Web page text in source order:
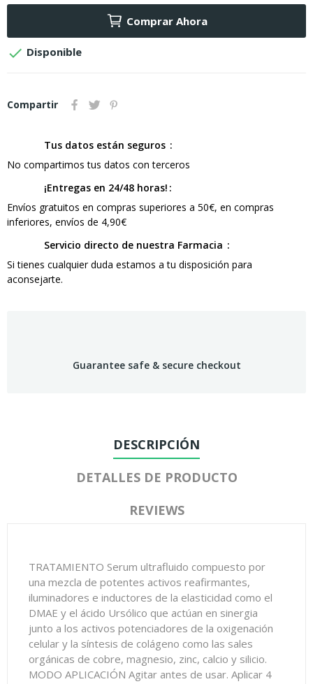
Comprar Ahora
 Disponible
Compartir
Tus datos están seguros
No compartimos tus datos con terceros
¡Entregas en 24/48 horas!
Envíos gratuitos en compras superiores a 50€, en compras
inferiores, envíos de 4,90€
Servicio directo de nuestra Farmacia
Si tienes cualquier duda estamos a tu disposición para
aconsejarte.
Guarantee safe & secure checkout
DESCRIPCIÓN
DETALLES DE PRODUCTO
REVIEWS
TRATAMIENTO Serum ultrafluido compuesto por
una mezcla de potentes activos reafirmantes,
iluminadores e inductores de la elasticidad como el
DMAE y el ácido Ursólico que actúan en sinergia
junto a los activos potenciadores de la oxigenación
celular y la síntesis de colágeno como las sales
orgánicas de cobre, magnesio, zinc, calcio y silicio.
MODO APLICACIÓN Agitar antes de usar. Aplicar 4